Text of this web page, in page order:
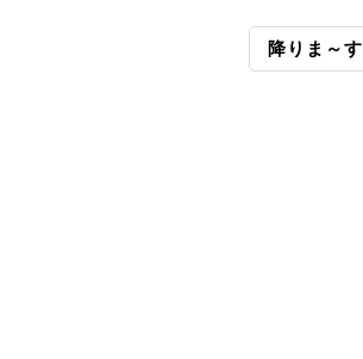
降りま～す